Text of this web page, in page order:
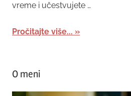
vreme i učestvujete …
Pročitajte više...
O meni